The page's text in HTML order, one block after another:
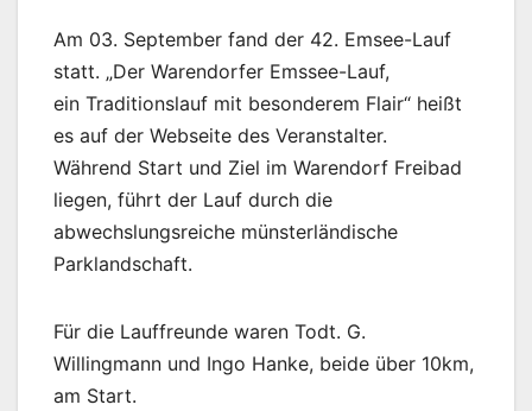
Am 03. September fand der 42. Emsee-Lauf
statt. „Der Warendorfer Emssee-Lauf,
ein Traditionslauf mit besonderem Flair“ heißt
es auf der Webseite des Veranstalter.
Während Start und Ziel im Warendorf Freibad
liegen, führt der Lauf durch die
abwechslungsreiche münsterländische
Parklandschaft.
Für die Lauffreunde waren Todt. G.
Willingmann und Ingo Hanke, beide über 10km,
am Start.